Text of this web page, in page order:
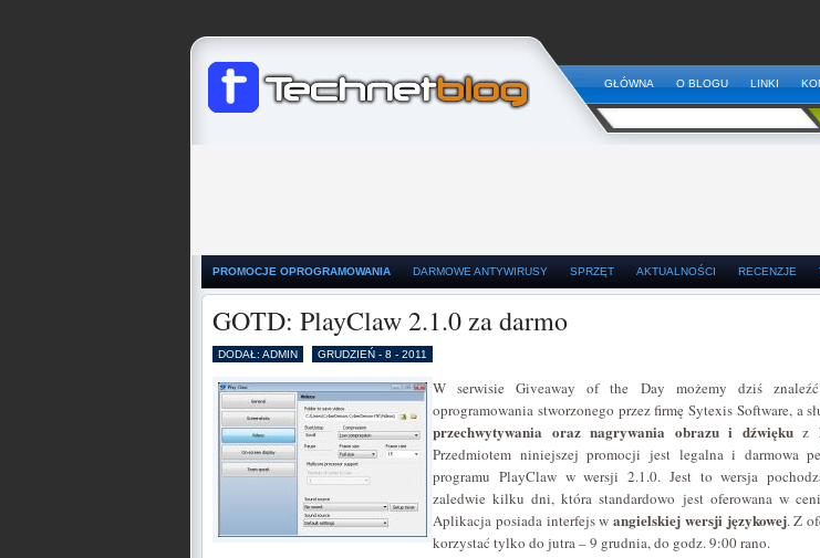
GŁÓWNA O BLOGU LINKI
PROMOCJE OPROGRAMOWANIA DARMOWE ANTYWIRUSY SPRZĘT AKTUALNOŚCI RECENZJE
GOTD: PlayClaw 2.1.0 za darmo
DODAŁ: ADMIN GRUDZIEŃ - 8 - 2011
W serwisie Giveaway of the Day możemy dziś
oprogramowania stworzonego przez firmę Sytexis Software, a
przechwytywania oraz nagrywania obrazu i dźwiękuz
Przedmiotem niniejszej promocji jest legalna i darmowa
programu PlayClaw w wersji 2.1.0. Jest to wersja
zaledwie kilku dni, która standardowo jest oferowana w
Aplikacja posiada interfejs wangielskiej wersji językowej. Z
korzystać tylko do jutra – 9 grudnia, do godz. 9:00 rano.